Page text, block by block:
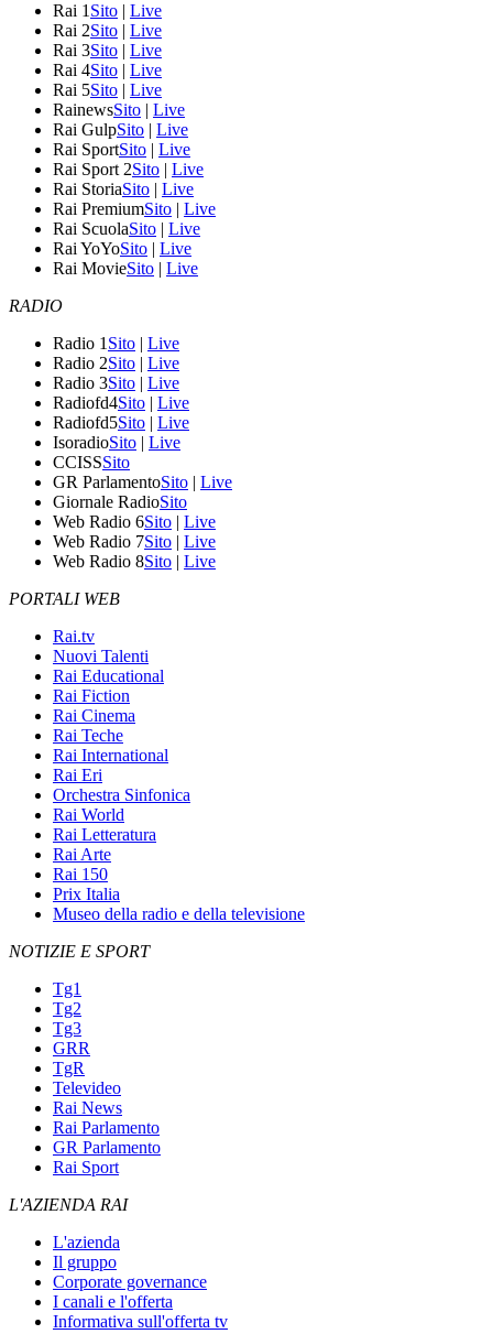
Rai 1 Sito | Live
Rai 2Sito | Live
Rai 3Sito | Live
Rai 4Sito | Live
Rai 5Sito | Live
RainewsSito | Live
Rai GulpSito | Live
Rai SportSito | Live
Rai Sport 2Sito | Live
Rai StoriaSito | Live
Rai PremiumSito | Live
Rai ScuolaSito | Live
Rai YoYoSito | Live
Rai MovieSito | Live
RADIO
Radio 1 Sito | Live
Radio 2Sito | Live
Radio 3Sito | Live
Radiofd4Sito | Live
Radiofd5Sito | Live
IsoradioSito | Live
CCISSSito
GR ParlamentoSito | Live
Giornale RadioSito
Web Radio 6Sito | Live
Web Radio 7Sito | Live
Web Radio 8Sito | Live
PORTALI WEB
Rai.tv
Nuovi Talenti
Rai Educational
Rai Fiction
Rai Cinema
Rai Teche
Rai International
Rai Eri
Orchestra Sinfonica
Rai World
Rai Letteratura
Rai Arte
Rai 150
Prix Italia
Museo della radio e della televisione
NOTIZIE E SPORT
Tg1
Tg2
Tg3
GRR
TgR
Televideo
Rai News
Rai Parlamento
GR Parlamento
Rai Sport
L'AZIENDA RAI
L'azienda
Il gruppo
Corporate governance
I canali e l'offerta
Informativa sull'offerta tv